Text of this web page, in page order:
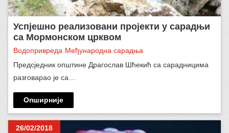
Успјешно реализовани пројекти у сарадњи
са Мормонском црквом
Водопривреда Међународна сарадња
Предсједник општине Драгослав Шћекић са сарадницима
разговарао је са…
Опширније
26/02/2018